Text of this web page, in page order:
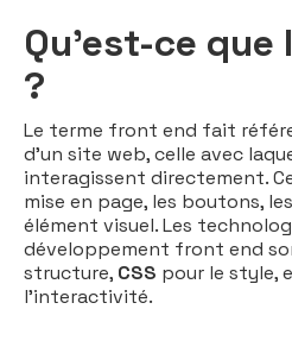
Qu'est-ce que
?
Le terme front end fait
d'un site web, celle avec
interagissent directement.
mise en page, les boutons,
élément visuel. Les
développement front end
structure, CSS pour le style,
l'interactivité.